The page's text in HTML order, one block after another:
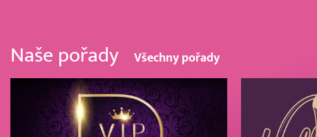
Naše pořady Všechny pořady